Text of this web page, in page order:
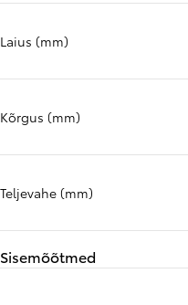
Laius (mm)
Kõrgus (mm)
Teljevahe (mm)
Sisemõõtmed